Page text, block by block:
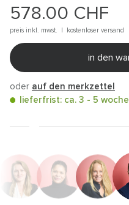
578.00 CHF
preis inkl. mwst. | kostenloser versand
in den
oder auf den merkzettel
lieferfrist: ca. 3 - 5